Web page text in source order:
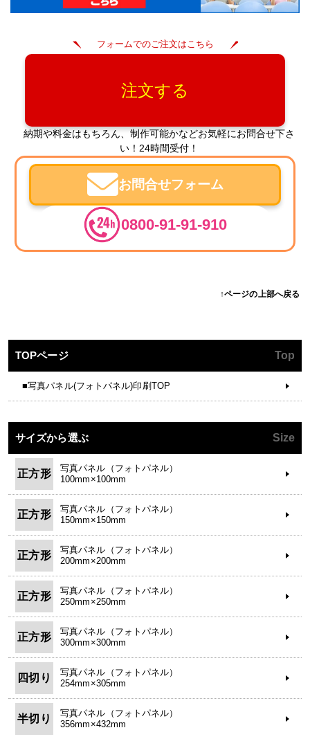
フォームでのご注文はこちら
注文する
納期や料金はもちろん、制作可能かなどお気軽にお問合せ下さ
い！24時間受付！
お問合せフォーム
0800-91-91-910
↑ページの上部へ戻る
TOPページ Top
■写真パネル(フォトパネル)印刷TOP
サイズから選ぶ Size
正方形
写真パネル（フォトパネル）
100mm×100mm
正方形
写真パネル（フォトパネル）
150mm×150mm
正方形
写真パネル（フォトパネル）
200mm×200mm
正方形
写真パネル（フォトパネル）
250mm×250mm
正方形
写真パネル（フォトパネル）
300mm×300mm
四切り
写真パネル（フォトパネル）
254mm×305mm
半切り
写真パネル（フォトパネル）
356mm×432mm